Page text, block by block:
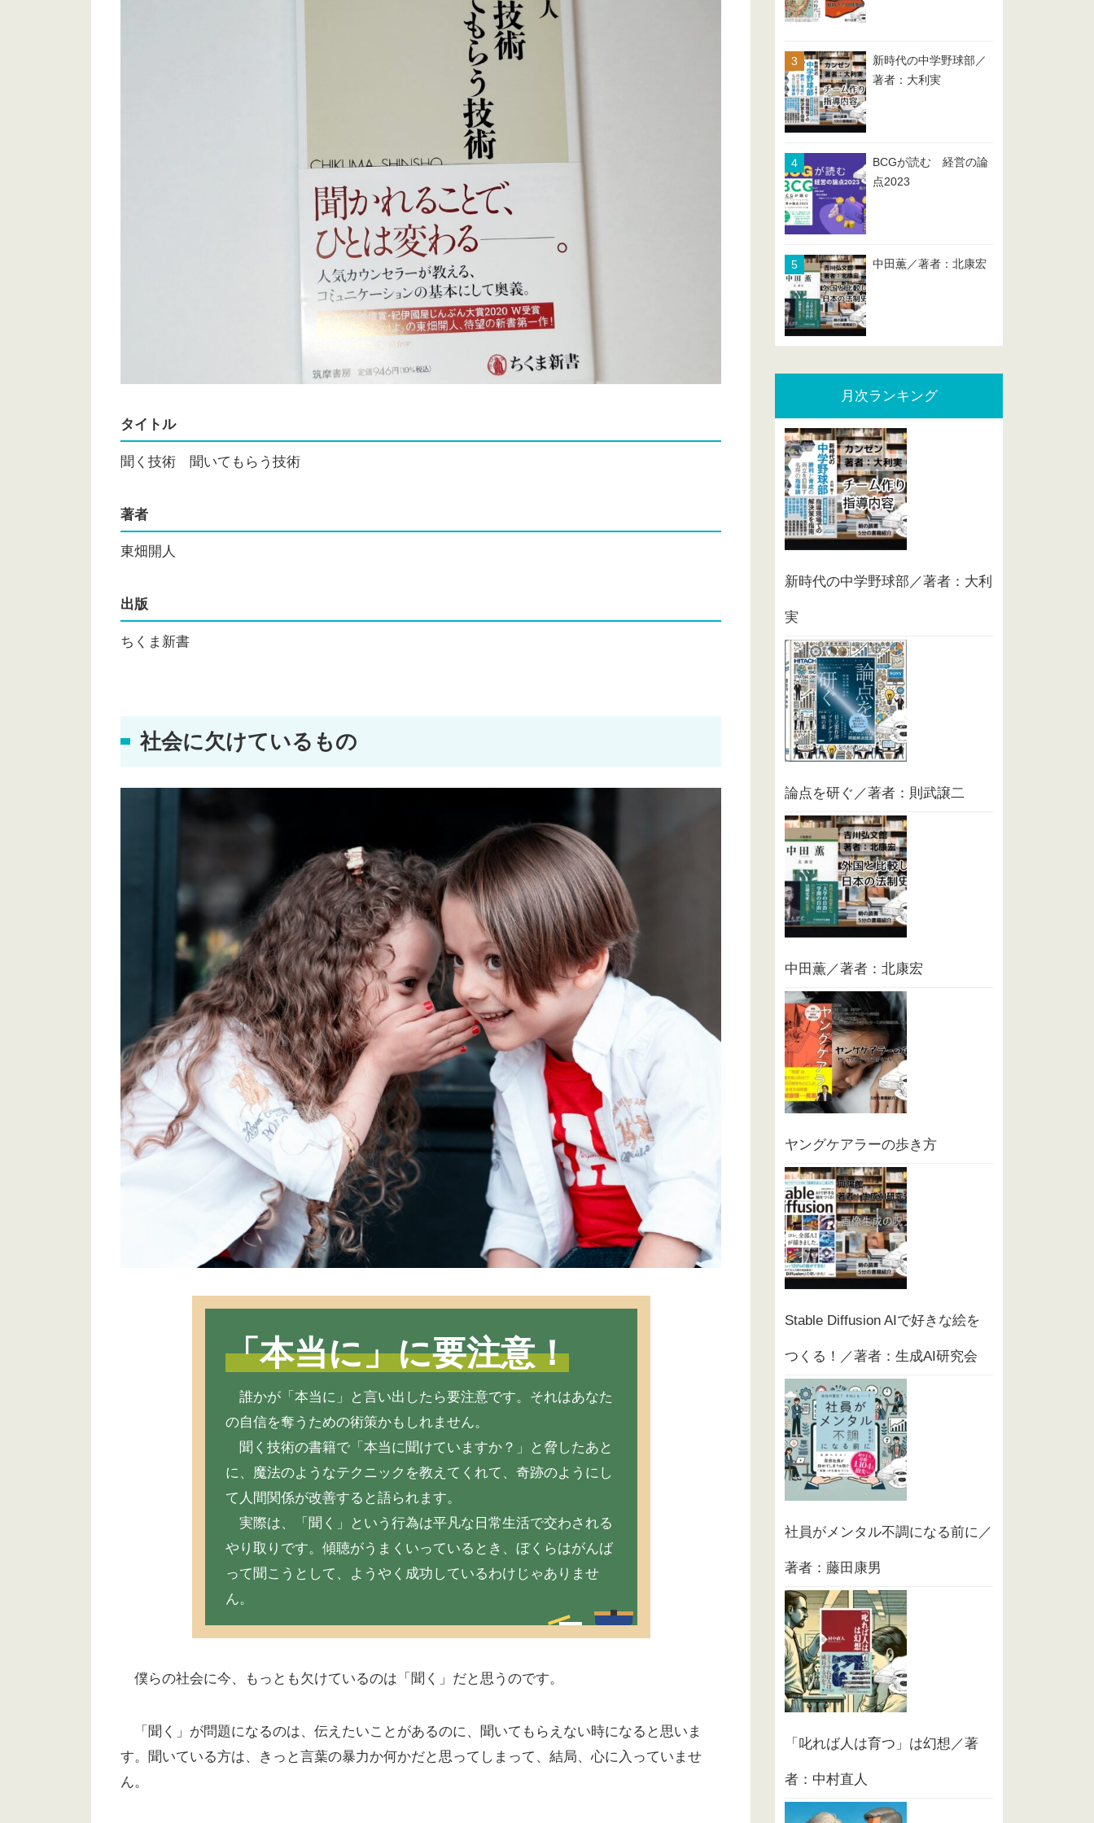
タイトル
聞く技術 聞いてもらう技術
著者
東畑開人
出版
ちくま新書
社会に欠けているもの
「本当に」に要注意！
誰かが「本当に」と言い出したら要注意です。それはあなた
の自信を奪うための術策かもしれません。
聞く技術の書籍で「本当に聞けていますか？」と脅したあと
に、魔法のようなテクニックを教えてくれて、奇跡のようにし
て人間関係が改善すると語られます。
実際は、「聞く」という行為は平凡な日常生活で交わされる
やり取りです。傾聴がうまくいっているとき、ぼくらはがんば
って聞こうとして、ようやく成功しているわけじゃありませ
ん。
僕らの社会に今、もっとも欠けているのは「聞く」だと思うのです。
「聞く」が問題になるのは、伝えたいことがあるのに、聞いてもらえない時になると思いま
す。聞いている方は、きっと言葉の暴力か何かだと思ってしまって、結局、心に入っていませ
ん。
新時代の中学野球部／
著者：大利実
BCGが読む 経営の論
点2023
中田薫／著者：北康宏
月次ランキング
新時代の中学野球部／著者：大利
実
論点を研ぐ／著者：則武譲二
中田薫／著者：北康宏
ヤングケアラーの歩き方
Stable Diffusion AIで好きな絵を
つくる！／著者：生成AI研究会
社員がメンタル不調になる前に／
著者：藤田康男
「叱れば人は育つ」は幻想／著
者：中村直人